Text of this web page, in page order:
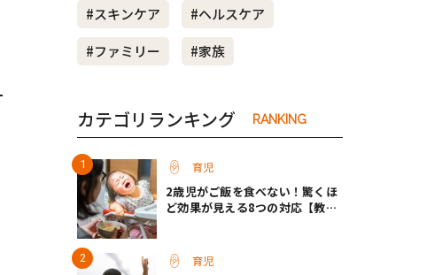
#スキンケア
#ヘルスケア
#ファミリー
#家族
カテゴリランキング RANKING
育児
2歳児がご飯を食べない！驚くほ
ど効果が見える8つの対応【教え
育児